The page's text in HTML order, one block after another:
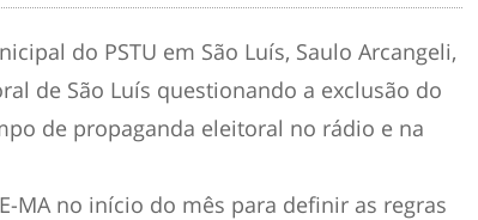
do PSTU em São Luís, Saulo Arcangeli,
de São Luís questionando a exclusão do
de propaganda eleitoral no rádio e na
MA no início do mês para definir as regras